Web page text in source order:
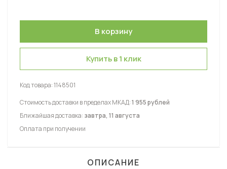
Купить в 1 клик
Код товара:1148501
Стоимость доставки в пределах МКАД:1 955 рублей
Ближайшая доставка: завтра, 11 августа
Оплата при получении
ОПИСАНИЕ